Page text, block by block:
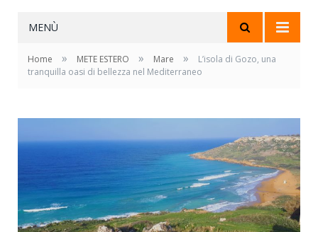
MENÙ
Home » METE ESTERO » Mare »
L’isola di Gozo, una
tranquilla oasi di bellezza nel Mediterraneo